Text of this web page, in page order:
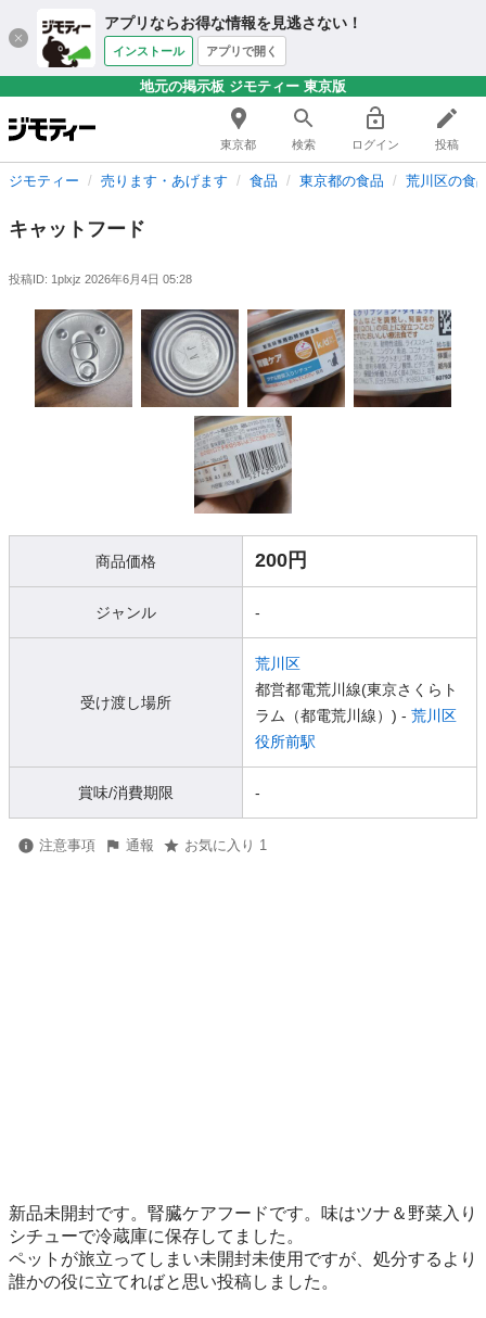
アプリならお得な情報を見逃さない！
インストール アプリで開く
地元の掲示板 ジモティー 東京版
東京都 検索 ログイン 投稿
ジモティー 売ります・あげます 食品 東京都の食品 荒川区の食
キャットフード
投稿ID: 1plxjz 2026年6月4日 05:28
商品価格 200円
ジャンル -
受け渡し場所
荒川区
都営都電荒川線(東京さくらト
ラム（都電荒川線）) - 荒川区
役所前駅
賞味/消費期限 -
注意事項 通報 お気に入り 1
新品未開封です。腎臓ケアフードです。味はツナ＆野菜入り
シチューで冷蔵庫に保存してました。
ペットが旅立ってしまい未開封未使用ですが、処分するより
誰かの役に立てればと思い投稿しました。